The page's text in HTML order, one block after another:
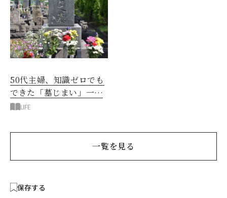
50代主婦、知識ゼロでも
できた「墓じまい」一つ
後悔したのは、ある順
LIFE
一覧を見る
保存する